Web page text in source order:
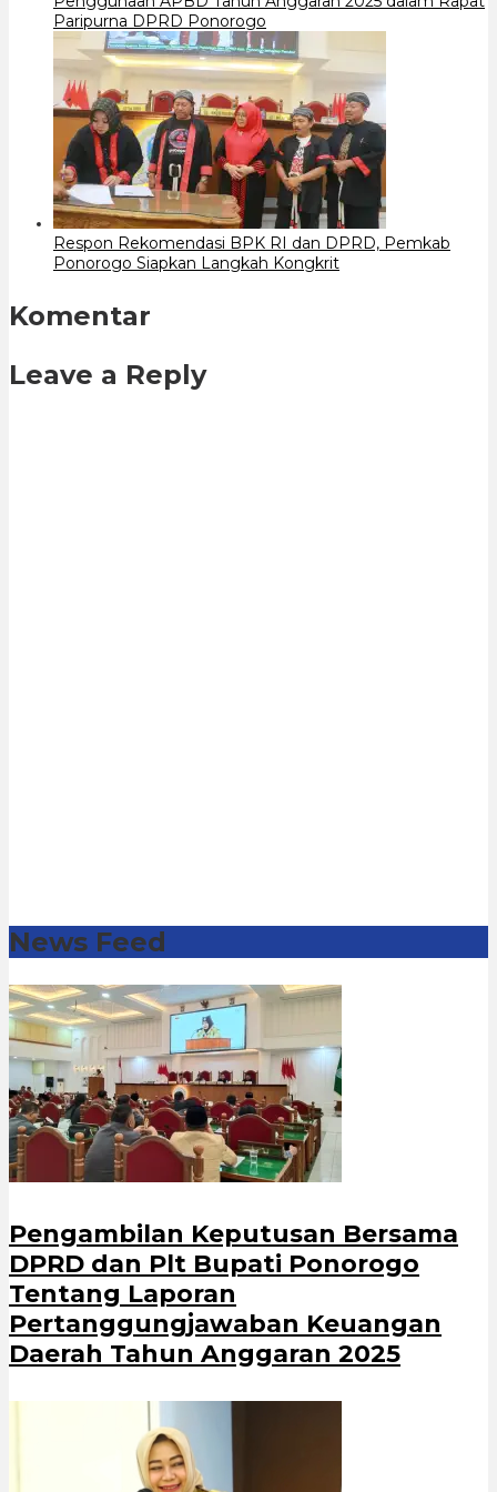
Paripurna DPRD Ponorogo
Respon Rekomendasi BPK RI dan DPRD, Pemkab
Ponorogo Siapkan Langkah Kongkrit
Komentar
Leave a Reply
News Feed
Pengambilan Keputusan Bersama
DPRD dan Plt Bupati Ponorogo
Tentang Laporan
Pertanggungjawaban Keuangan
Daerah Tahun Anggaran 2025